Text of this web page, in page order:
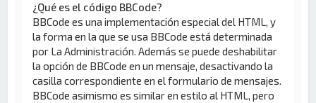
¿Qué es el código BBCode?
BBCode es una implementación especial del HTML, y
la forma en la que se usa BBCode está determinada
por La Administración. Además se puede deshabilitar
la opción de BBCode en un mensaje, desactivando la
casilla correspondiente en el formulario de mensajes.
BBCode asimismo es similar en estilo al HTML, pero